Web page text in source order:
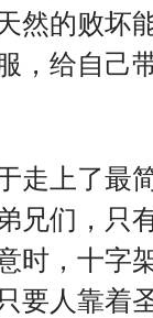
然的败坏
，给自己
走上了最
兄们，只
时，十字
要人靠着